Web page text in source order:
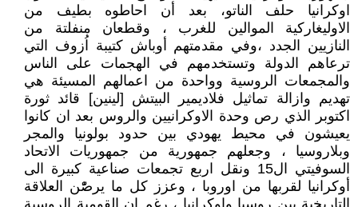
اوكرانيا حلف الناتو، بعد أن احاطوه بطيف من
الاوليغاركية الموالين للغرب ، وقطعان منفلتة من
النازيين الجدد ،وفي مقدمتهم أوباش كتيبة اُزوف التي
ترعاهم الدولة وتستخدمهم في الهجمات على الناس
والمجمعات الروسية وواحدة من اعمالهم المسيئة هي
تهديم وازالة تماثيل فلاديمير البيتش [لينين] قائد ثورة
اكتوبر الذي رص وحدة الاوكرانيين والروس بعد ان كانوا
يعيشون في محيط يهودي بين حدود بولونيا والمجر
وبلاروسيا ، وجعلهم جمهورية من جمهوريات الاتحاد
السوفيتي ال15 ونقل اربع تجمعات صناعية كبيرة الى
أوكرانيا لقربها من اوروبا ، وعزز كل ما يرصّْن العلاقة